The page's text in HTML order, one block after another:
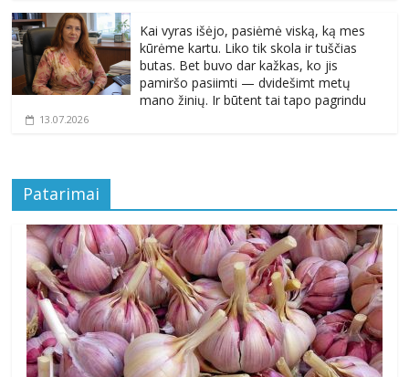
Kai vyras išėjo, pasiėmė viską, ką mes
kūrėme kartu. Liko tik skola ir tuščias
butas. Bet buvo dar kažkas, ko jis
pamiršo pasiimti — dvidešimt metų
mano žinių. Ir būtent tai tapo pagrindu
13.07.2026
Patarimai